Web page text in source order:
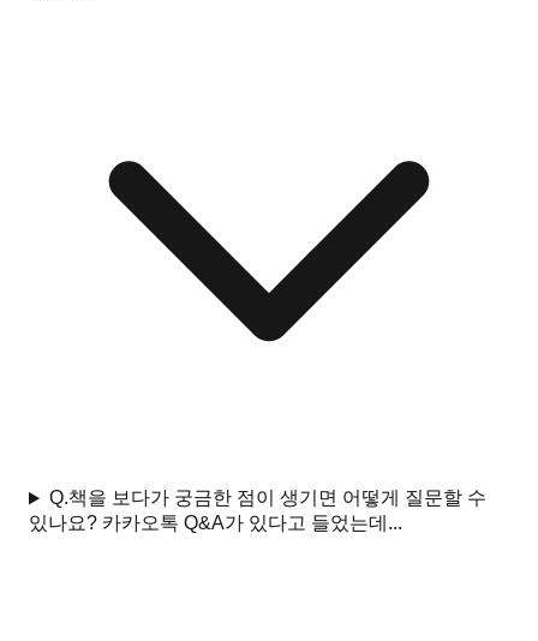
Q.책을 보다가 궁금한 점이 생기면 어떻게 질문할 수
있나요? 카카오톡 Q&A가 있다고 들었는데...